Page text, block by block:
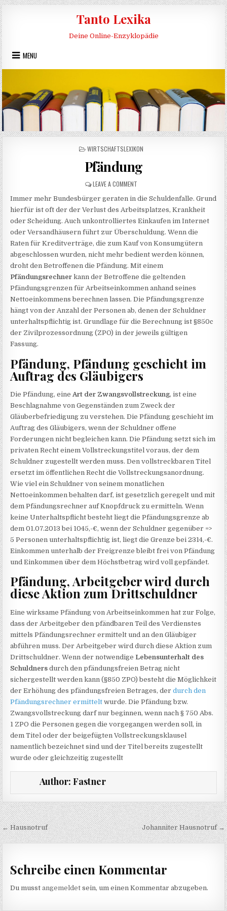
Skip to content
Tanto Lexika
Deine Online-Enzyklopädie
MENU
POSTED IN
WIRTSCHAFTSLEXIKON
Pfändung
LEAVE A COMMENTON PFÄNDUNG
Immer mehr Bundesbürger geraten in die Schuldenfalle. Grund
hierfür ist oft der der Verlust des Arbeitsplatzes, Krankheit
oder Scheidung. Auch unkontrolliertes Einkaufen im Internet
oder Versandhäusern führt zur Überschuldung. Wenn die
Raten für Kreditverträge, die zum Kauf von Konsumgütern
abgeschlossen wurden, nicht mehr bedient werden können,
droht den Betroffenen die Pfändung. Mit einem
Pfändungsrechner kann der Betroffene die geltenden
Pfändungsgrenzen für Arbeitseinkommen anhand seines
Nettoeinkommens berechnen lassen. Die Pfändungsgrenze
hängt von der Anzahl der Personen ab, denen der Schuldner
unterhaltspflichtig ist. Grundlage für die Berechnung ist §850c
der Zivilprozessordnung (ZPO) in der jeweils gültigen
Fassung.
Pfändung, Pfändung geschieht im
Auftrag des Gläubigers
Die Pfändung, eine Art der Zwangsvollstreckung, ist eine
Beschlagnahme von Gegenständen zum Zweck der
Gläuberbefriedigung zu verstehen. Die Pfändung geschieht im
Auftrag des Gläubigers, wenn der Schuldner offene
Forderungen nicht begleichen kann. Die Pfändung setzt sich im
privaten Recht einem Vollstreckungstitel voraus, der dem
Schuldner zugestellt werden muss. Den vollstreckbaren Titel
ersetzt im öffentlichen Recht die Vollstreckungsanordnung.
Wie viel ein Schuldner von seinem monatlichen
Nettoeinkommen behalten darf, ist gesetzlich geregelt und mit
dem Pfändungsrechner auf Knopfdruck zu ermitteln. Wenn
keine Unterhaltspflicht besteht liegt die Pfändungsgrenze ab
dem 01.07.2013 bei 1045,-€, wenn der Schuldner gegenüber =>
5 Personen unterhaltspflichtig ist, liegt die Grenze bei 2314,-€.
Einkommen unterhalb der Freigrenze bleibt frei von Pfändung
und Einkommen über dem Höchstbetrag wird voll gepfändet.
Pfändung, Arbeitgeber wird durch
diese Aktion zum Drittschuldner
Eine wirksame Pfändung von Arbeitseinkommen hat zur Folge,
dass der Arbeitgeber den pfändbaren Teil des Verdienstes
mittels Pfändungsrechner ermittelt und an den Gläubiger
abführen muss. Der Arbeitgeber wird durch diese Aktion zum
Drittschuldner. Wenn der notwendigeLebensunterhalt des
Schuldners durch den pfändungsfreien Betrag nicht
sichergestellt werden kann (§850 ZPO) besteht die Möglichkeit
der Erhöhung des pfändungsfreien Betrages, derdurch den
Pfändungsrechner ermittelt wurde. Die Pfändung bzw.
Zwangsvollstreckung darf nur beginnen, wenn nach § 750 Abs.
1 ZPO die Personen gegen die vorgegangen werden soll, in
dem Titel oder der beigefügten Vollstreckungsklausel
namentlich bezeichnet sind und der Titel bereits zugestellt
wurde oder gleichzeitig zugestellt
Author: Fastner
Beitragsnavigation
← Hausnotruf Johanniter Hausnotruf →
Schreibe einen Kommentar
Du musstangemeldet sein, um einen Kommentar abzugeben.